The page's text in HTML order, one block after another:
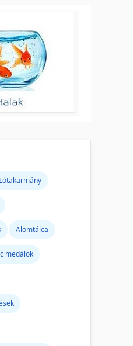
Lótakarmány
Alomtálca
medálok